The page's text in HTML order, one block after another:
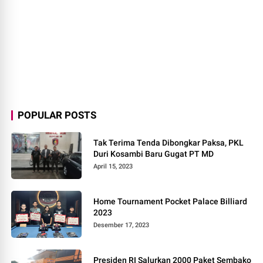
POPULAR POSTS
Tak Terima Tenda Dibongkar Paksa, PKL
Duri Kosambi Baru Gugat PT MD
April 15, 2023
Home Tournament Pocket Palace Billiard
2023
Desember 17, 2023
Presiden RI Salurkan 2000 Paket Sembako